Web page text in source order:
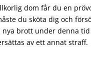
dom får du en
du sköta dig och
nya brott under denna
av ett annat straff.